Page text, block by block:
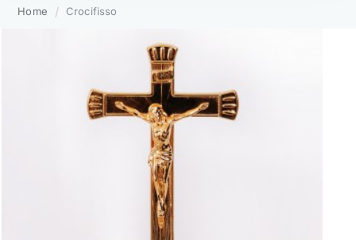
HomehomeCrocifisso